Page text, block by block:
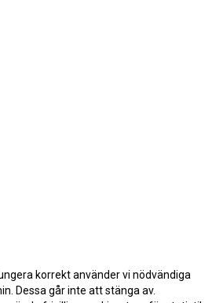
korrekt använder vi nödvändiga
Dessa går inte att stänga av.